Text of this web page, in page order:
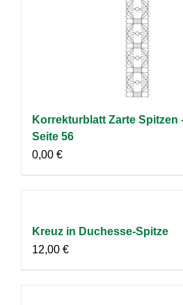
Korrekturblatt Zarte Spitzen
Seite 56
0,00 €
Kreuz in Duchesse-Spitze
12,00 €